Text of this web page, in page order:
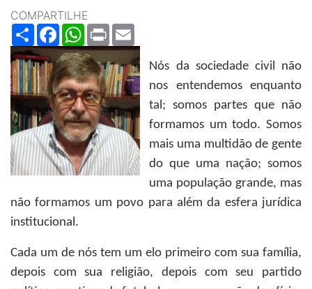
COMPARTILHE
ShareFacebookWhatsApp
Print
Nós da sociedade civil não
nos entendemos enquanto
tal; somos partes que não
formamos um todo. Somos
mais uma multidão de gente
do que uma nação; somos
uma população grande, mas
não formamos um povo para além da esfera jurídica
institucional.
Cada um de nós tem um elo primeiro com sua família,
depois com sua religião, depois com seu partido